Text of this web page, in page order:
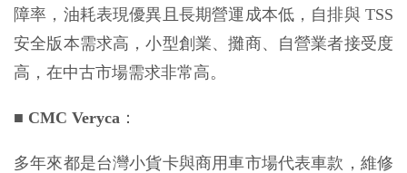
障率，油耗表現優異且長期營運成本低，自排與 TSS
安全版本需求高，小型創業、攤商、自營業者接受度
高，在中古市場需求非常高。
■ CMC Veryca ：
多年來都是台灣小貨卡與商用車市場代表車款，維修